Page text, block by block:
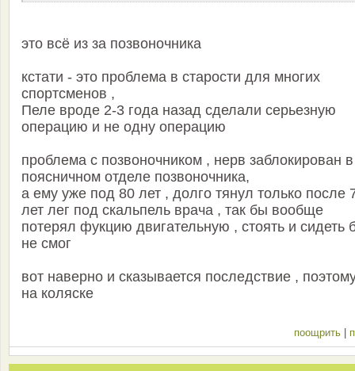
это всё из за позвоночника
кстати - это проблема в старости для многих
спортсменов ,
Пеле вроде 2-3 года назад сделали серьезную
операцию и не одну операцию
проблема с позвоночником , нерв заблокирован в
поясничном отделе позвоночника,
а ему уже под 80 лет , долго тянул только после
лет лег под скальпель врача , так бы вообще
потерял фукцию двигательную , стоять и сидеть
не смог
вот наверно и сказывается последствие ,
на коляске
поощрить